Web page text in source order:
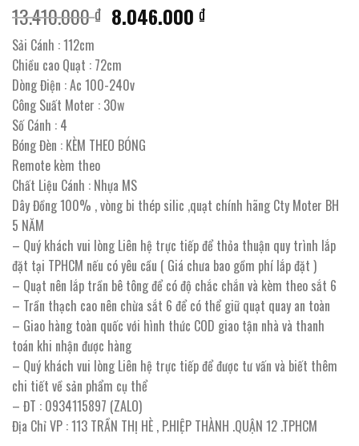
13.410.000₫ Giá
gốc
13.410.000 ₫.
8.046.000₫Giá
Sải Cánh : 112cm
Chiều cao Quạt : 72cm
Dòng Điện : Ac 100-240v
Công Suất Moter : 30w
Số Cánh : 4
Bóng Đèn : KÈM THEO BÓNG
Remote kèm theo
Chất Liệu Cánh : Nhựa MS
Dây Đồng 100% , vòng bi thép silic ,quạt chính hãng Cty Moter BH
5 NĂM
– Quý khách vui lòng Liên hệ trực tiếp để thỏa thuận quy trình lắp
đặt tại TPHCM nếu có yêu cầu ( Giá chưa bao gồm phí lắp đặt )
– Quạt nên lắp trần bê tông để có độ chắc chắn và kèm theo sắt 6
– Trần thạch cao nên chừa sắt 6 để có thể giữ quạt quay an toàn
– Giao hàng toàn quốc với hình thức COD giao tận nhà và thanh
toán khi nhận được hàng
– Quý khách vui lòng Liên hệ trực tiếp để được tư vấn và biết thêm
chi tiết về sản phẩm cụ thể
– ĐT : 0934115897 (ZALO)
Địa Chỉ VP : 113 TRẦN THỊ HÈ , P.HIỆP THÀNH .QUẬN 12 .TPHCM